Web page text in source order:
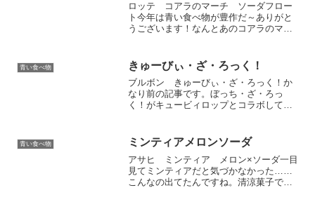
ロッテ コアラのマーチ ソーダフロー
ト今年は青い食べ物が豊作だ～ありがと
うございます！なんとあのコアラのマー
たっけ？（130円くらいした）最近値上げ
製品ばっかりなので、...
青い食べ物 きゅーびぃ・ざ・ろっく！
ブルボン きゅーびぃ・ざ・ろっく！か
なり前の記事です。ぼっち・ざ・ろっ
く！がキュービィロップとコラボして出
とでお馴染みですが、主人公・後藤ひと
りが付けている髪飾りがイメ...
青い食べ物 ミンティアメロンソーダ
アサヒ ミンティア メロン×ソーダ一目
見てミンティアだと気づかなかった……
こんなの出てたんですね。清涼菓子です